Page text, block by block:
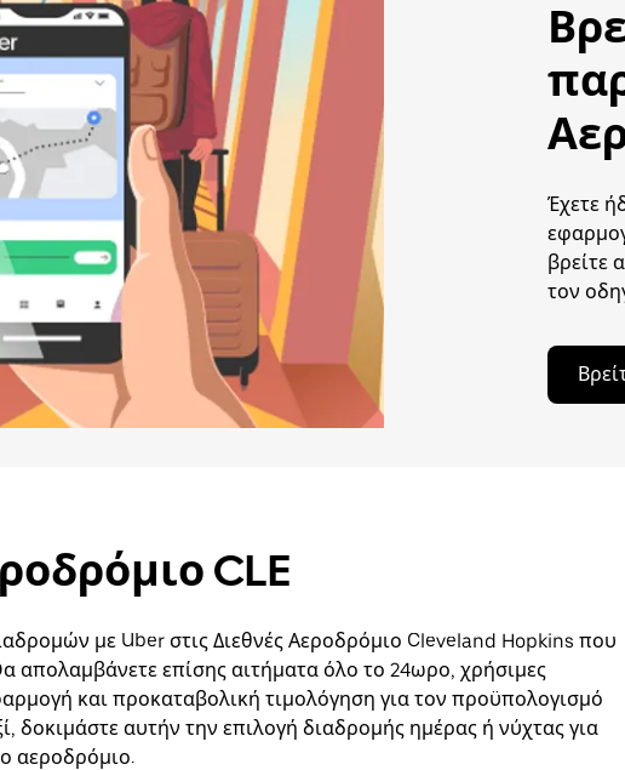
Έχετε
βρείτε
τον
CLE
με Uber στις Διεθνές Αεροδρόμιο Cleveland Hopkins που
απολαμβάνετε επίσης αιτήματα όλο το 24ωρο, χρήσιμες
και προκαταβολική τιμολόγηση για τον προϋπολογισμό
δοκιμάστε αυτήν την επιλογή διαδρομής ημέρας ή νύχτας για
αεροδρόμιο.